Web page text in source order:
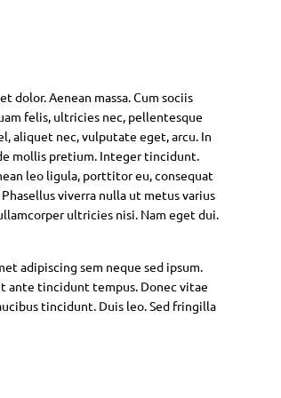
dolor. Aenean massa. Cum sociis
felis, ultricies nec, pellentesque
aliquet nec, vulputate eget, arcu. In
mollis pretium. Integer tincidunt.
leo ligula, porttitor eu, consequat
viverra nulla ut metus varius
ultricies nisi. Nam eget dui.
adipiscing sem neque sed ipsum.
ante tincidunt tempus. Donec vitae
tincidunt. Duis leo. Sed fringilla